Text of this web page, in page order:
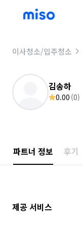
이사청소/입주청소
김송하
0.00 (0)
파트너 정보 후기
제공 서비스